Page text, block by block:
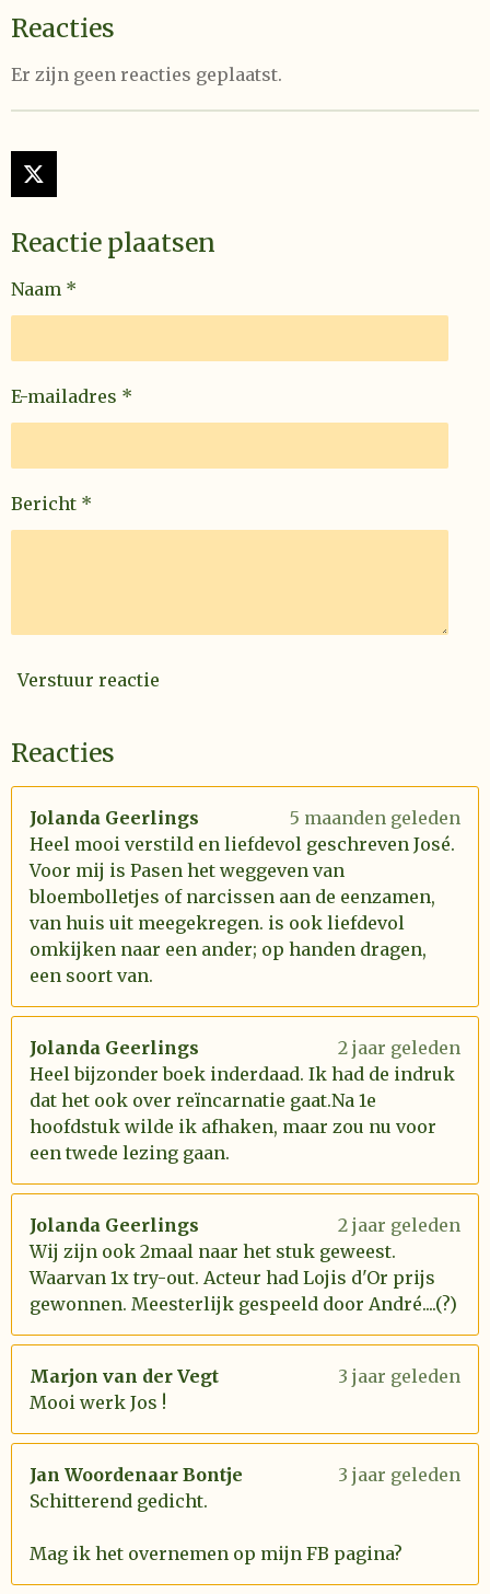
Reacties
Er zijn geen reacties geplaatst.
X
Reactie plaatsen
Naam *
E-mailadres *
Bericht *
Verstuur reactie
Reacties
Jolanda Geerlings
5 maanden geleden
Heel mooi verstild en liefdevol geschreven José.
Voor mij is Pasen het weggeven van
bloembolletjes of narcissen aan de eenzamen,
van huis uit meegekregen. is ook liefdevol
omkijken naar een ander; op handen dragen,
een soort van.
Jolanda Geerlings
2 jaar geleden
Heel bijzonder boek inderdaad. Ik had de indruk
dat het ook over reïncarnatie gaat.Na 1e
hoofdstuk wilde ik afhaken, maar zou nu voor
een twede lezing gaan.
Jolanda Geerlings
2 jaar geleden
Wij zijn ook 2maal naar het stuk geweest.
Waarvan 1x try-out. Acteur had Lojis d'Or prijs
gewonnen. Meesterlijk gespeeld door André....(?)
Marjon van der Vegt
3 jaar geleden
Mooi werk Jos !
Jan Woordenaar Bontje
3 jaar geleden
Schitterend gedicht.
Mag ik het overnemen op mijn FB pagina?